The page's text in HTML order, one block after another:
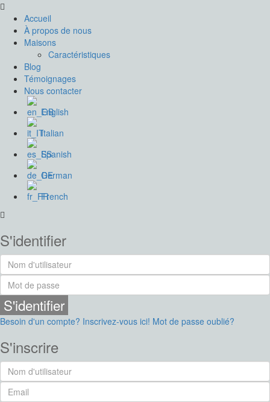
Accueil
À propos de nous
Maisons
Caractéristiques
Blog
Témoignages
Nous contacter
English
Italian
Spanish
German
French
S'identifier
S'identifier
Besoin d'un compte? Inscrivez-vous ici! Mot de passe oublié?
S'inscrire